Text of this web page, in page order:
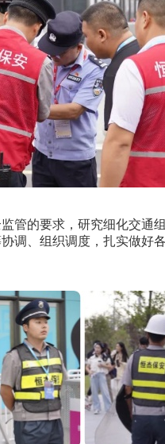
的要求，研究细化交通
调、组织调度，扎实做好